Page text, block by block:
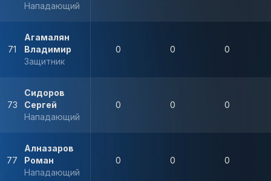
Нападающий
71
Агамалян
Владимир
Защитник
0 0 0
73
Сидоров
Сергей
Нападающий
0 0 0
77
Алназаров
Роман
Нападающий
0 0 0